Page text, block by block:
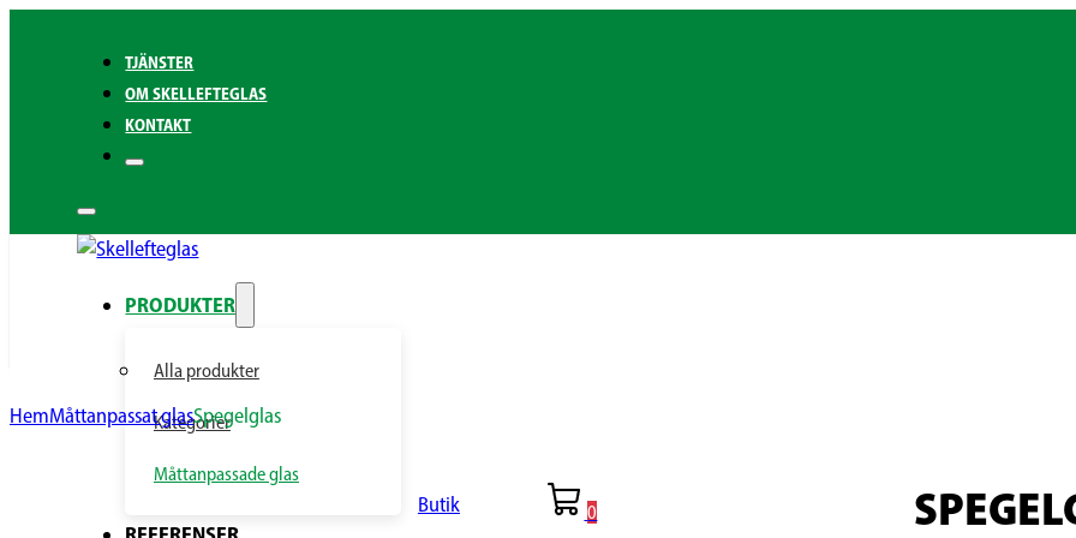
TJÄNSTER
OM SKELLEFTEGLAS
KONTAKT
PRODUKTER
Alla produkter
Kategorier
Måttanpassade glas
Butik 0
HemMåttanpassat glasSpegelglas